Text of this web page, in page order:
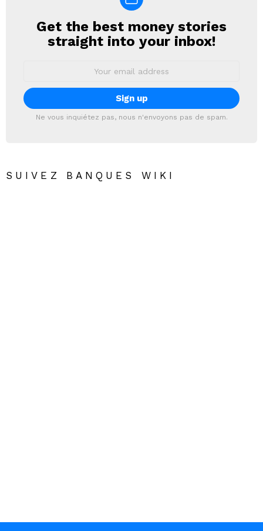
NEWSLETTER
Get the best money stories
straight into your inbox!
Ne vous inquiétez pas, nous n'envoyons pas de spam.
SUIVEZ BANQUES WIKI